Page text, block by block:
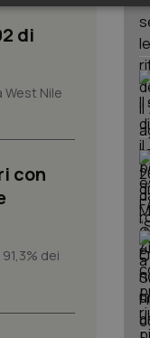
di
West Nile
con
dei
sulle pagine
per la loro
dati sul consenso